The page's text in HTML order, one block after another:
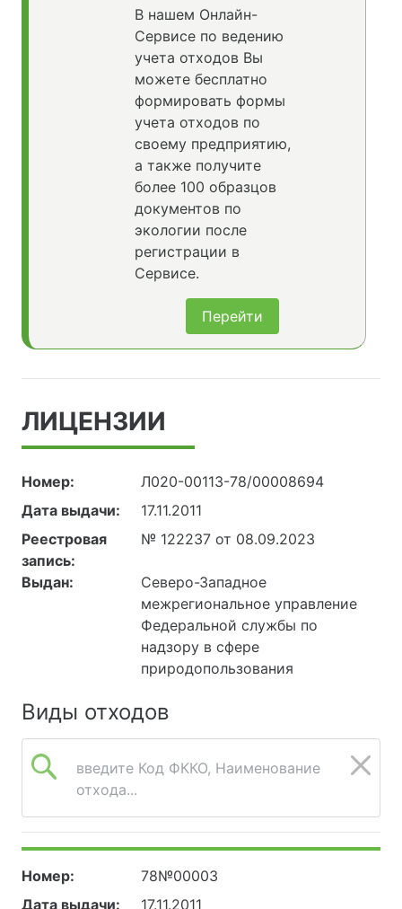
В нашем Онлайн-
Сервисе по ведению
учета отходов Вы
можете бесплатно
формировать формы
учета отходов по
своему предприятию,
а также получите
более 100 образцов
документов по
экологии после
регистрации в
Сервисе.
Перейти
ЛИЦЕНЗИИ
Номер:
Л020-00113-78/00008694
Дата выдачи:
17.11.2011
Реестровая
запись:
№ 122237 от 08.09.2023
Выдан:
Северо-Западное
межрегиональное управление
Федеральной службы по
надзору в сфере
природопользования
Виды отходов
введите Код ФККО, Наименование
отхода...
Номер:
78№00003
Дата выдачи:
17.11.2011